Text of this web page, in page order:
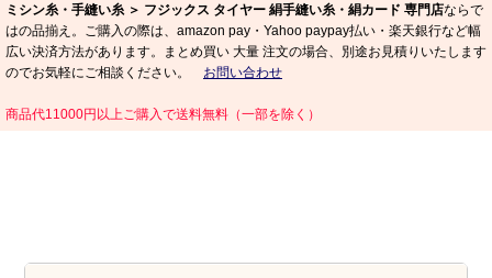
ミシン糸・手縫い糸 ＞ フジックス タイヤー 絹手縫い糸・絹カード 専門店ならで
はの品揃え。ご購入の際は、amazon pay・Yahoo paypay払い・楽天銀行など幅
広い決済方法があります。まとめ買い 大量 注文の場合、別途お見積りいたします
のでお気軽にご相談ください。 お問い合わせ
商品代11000円以上ご購入で送料無料（一部を除く）